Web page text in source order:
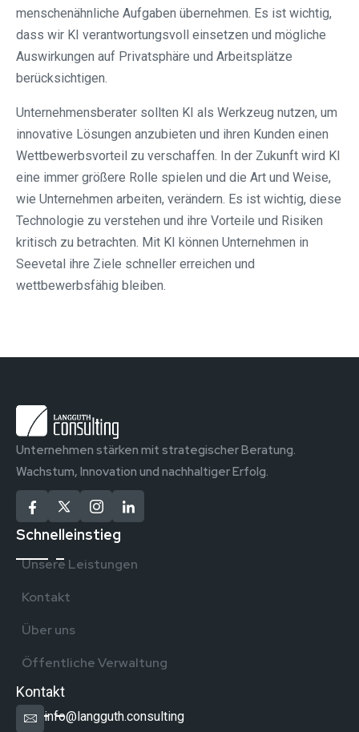
menschenähnliche Aufgaben übernehmen. Es ist wichtig,
dass wir KI verantwortungsvoll einsetzen und mögliche
Auswirkungen auf Privatsphäre und Arbeitsplätze
berücksichtigen.
Unternehmensberater sollten KI als Werkzeug nutzen, um
innovative Lösungen anzubieten und ihren Kunden einen
Wettbewerbsvorteil zu verschaffen. In der Zukunft wird KI
eine immer größere Rolle spielen und die Art und Weise,
wie Unternehmen arbeiten, verändern. Es ist wichtig, diese
Technologie zu verstehen und ihre Vorteile und Risiken
kritisch zu betrachten. Mit KI können Unternehmen in
Seevetal ihre Ziele schneller erreichen und
wettbewerbsfähig bleiben.
Unternehmen stärken mit strategischer Beratung.
Wachstum, Innovation und nachhaltiger Erfolg.
Schnelleinstieg
Unsere Leistungen
Kontakt
Über uns
Öffentliche Verwaltung
Kontakt
info@langguth.consulting